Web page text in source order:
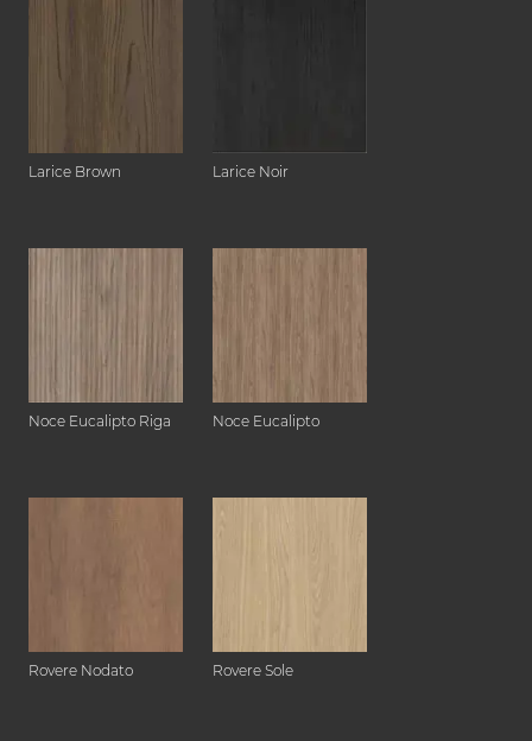
Larice Brown Larice Noir
Noce Eucalipto Riga Noce Eucalipto
Rovere Nodato Rovere Sole